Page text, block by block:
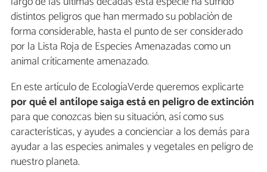
distintos peligros que han mermado su población de
forma considerable, hasta el punto de ser considerado
por la Lista Roja de Especies Amenazadas como un
animal críticamente amenazado.
En este artículo de EcologíaVerde queremos explicarte
por qué el antílope saiga está en peligro de extinción
para que conozcas bien su situación, así como sus
características, y ayudes a concienciar a los demás para
ayudar a las especies animales y vegetales en peligro de
nuestro planeta.